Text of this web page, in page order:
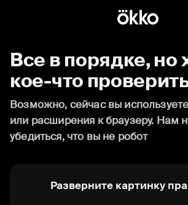
Все в порядке, но
кое-что
Возможно, сейчас вы
или расширения к браузеру. Нам
убедиться, что вы не робот
Разверните картинку